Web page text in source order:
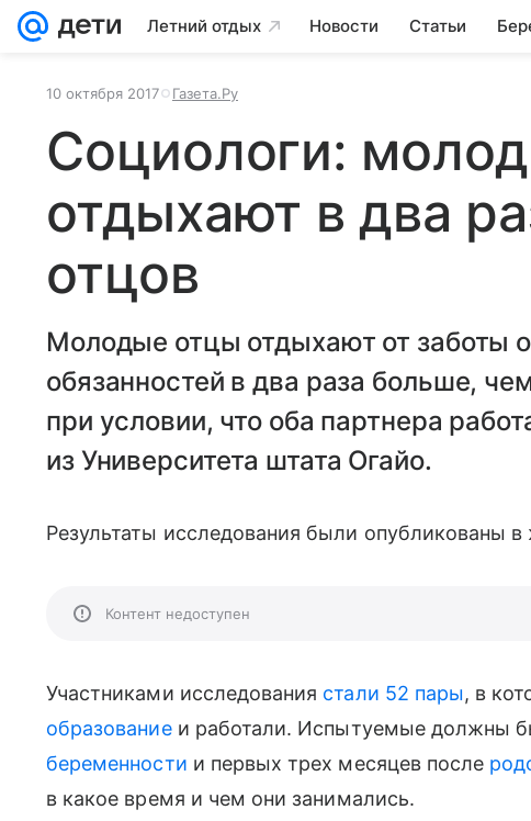
Летний отдых Новости Статьи
10 октября 2017 Газета.Ру
Социологи:
отдыхают в два
отцов
Молодые отцы отдыхают от заботы
обязанностей в два раза больше,
при условии, что оба партнера
из Университета штата Огайо.
Результаты исследования были опубликованы в
Контент недоступен
Участниками исследования стали 52 пары, в
образованиеи работали. Испытуемые должны
беременности и первых трех месяцев после
в какое время и чем они занимались.